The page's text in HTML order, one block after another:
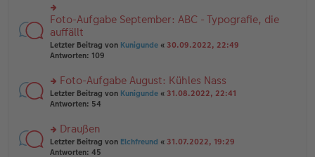
g
er
B
tr
a
g
el
es
e
n
er
tr
a
g
rs
te
r
u
n
el
es
e
B
ei
Foto-Aufgabe September: ABC - Typografie, die
auffällt
Letzter Beitrag von Kunigunde « 30.09.2022, 22:49
Antworten: 109
rs
te
n
g
Foto-Aufgabe August: Kühles Nass
Letzter Beitrag von Kunigunde « 31.08.2022, 22:41
Antworten: 54
rs
te
Draußen
Letzter Beitrag von Elchfreund « 31.07.2022, 19:29
Antworten: 45